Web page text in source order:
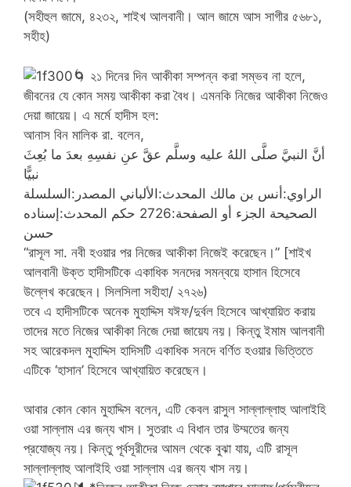
(সহীহুল জামে, ৪২৩২, শাইখ আলবানী। আল জামে আস সাগীর ৫৬৮১,
সহীহ)
🌀 ২১ দিনের দিন আকীকা সম্পন্ন করা সম্ভব না হলে,
জীবনের যে কোন সময় আকীকা করা বৈধ। এমনকি নিজের আকীকা নিজেও
দেয়া জায়েয়। এ মর্মে হাদীস হল:
আনাস বিন মালিক রা. বলেন,
أنَّ النبيَّ صلَّى اللهُ عليه وسلَّم عقَّ عنِ نفسِهِ بعدَ ما بُعِثَ
نبيًّا
الراوي:أنس بن مالك المحدث:الألباني المصدر:السلسلة
الصحيحة الجزء أو الصفحة:2726 حكم المحدث:إسناده
حسن
“রাসূল সা. নবী হওয়ার পর নিজের আকীকা নিজেই করেছেন।” [শাইখ
আলবানী উক্ত হাদীসটিকে একাধিক সনদের সমন্বয়ে হাসান হিসেবে
উল্লেখ করেছেন। সিলসিলা সহীহা/ ২৭২৬)
তবে এ হাদীসটিকে অনেক মুহাদ্দিস যঈফ/দুর্বল হিসেবে আখ্যায়িত করায়
তাদের মতে নিজের আকীকা নিজে দেয়া জায়েয নয়। কিন্তু ইমাম আলবানী
সহ আরেকদল মুহাদ্দিস হাদিসটি একাধিক সনদে বর্ণিত হওয়ার ভিত্তিতে
এটিকে ‘হাসান’ হিসেবে আখ্যায়িত করেছেন।
আবার কোন কোন মুহাদ্দিস বলেন, এটি কেবল রাসুল সাল্লাল্লাহু আলাইহি
ওয়া সাল্লাম এর জন্য খাস। সুতরাং এ বিধান তার উম্মতের জন্য
প্রযোজ্য নয়। কিন্তু পূর্বসূরীদের আমল থেকে বুঝা যায়, এটি রাসূল
সাল্লাল্লাহু আলাইহি ওয়া সাল্লাম এর জন্য খাস নয়।